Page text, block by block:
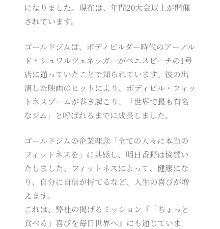
になりました。現在は、年間20大会以上が開催
されています。
ゴールドジムは、ボディビルダー時代のアーノル
ド・シュワルツェネッガーがベニスビーチの1号
店に通っていたことで知られています。彼の出
演した映画のヒットにより、ボディビル・フィッ
トネスブームが巻き起こり、「世界で最も有名
なジム」と呼ばれるまでに成長しました。
ゴールドジムの企業理念「全ての人々に本当の
フィットネスを」に共感し、明日香野は協賛い
たしました。フィットネスによって、健康にな
り、自分に自信が持てるなど、人生の喜びが増
えます。
これは、弊社の掲げるミッション『「ちょっと
食べる」喜びを毎日世界へ』にも通じていま